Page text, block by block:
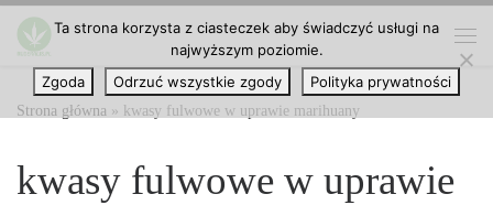
Przejdź do treści
Strona główna » kwasy fulwowe w uprawie marihuany
kwasy fulwowe w uprawie
Ta strona korzysta z ciasteczek aby świadczyć usługi na
najwyższym poziomie.
Zgoda
Odrzuć wszystkie zgody Polityka prywatności